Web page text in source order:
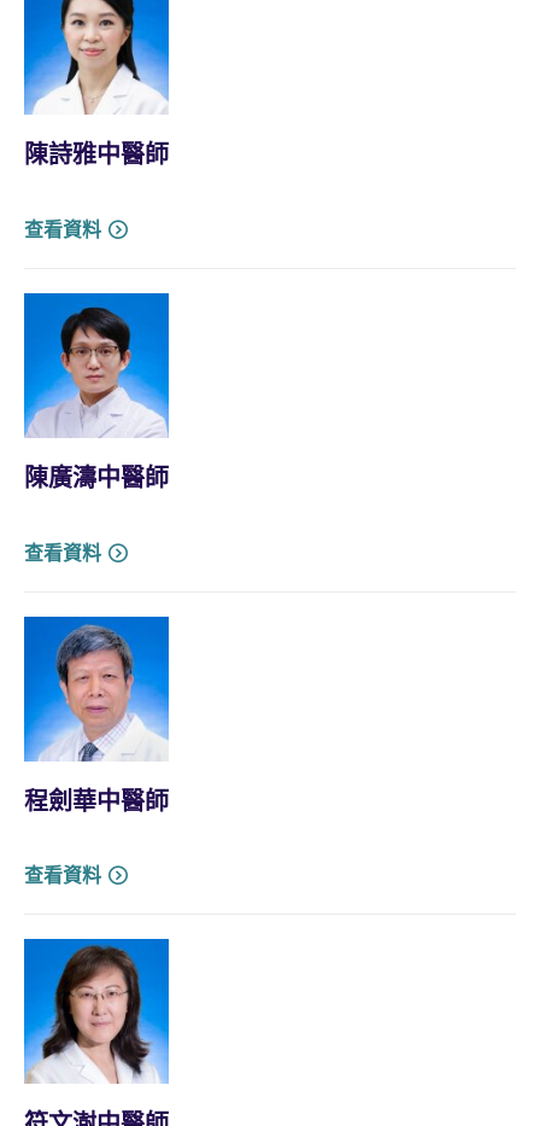
陳詩雅中醫師
查看資料
陳廣濤中醫師
查看資料
程劍華中醫師
查看資料